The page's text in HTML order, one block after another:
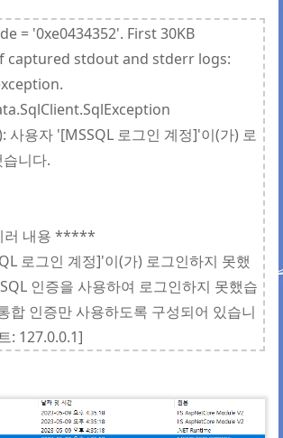
= '0xe0434352'. First 30KB
captured stdout and stderr logs:
사용자 '[MSSQL 로그인 계정]'이(가) 로
니다.
내용 *****
로그인 계정]'이(가) 로그인하지 못했
인증을 사용하여 로그인하지 못했습
합 인증만 사용하도록 구성되어 있습니
: 127.0.0.1]